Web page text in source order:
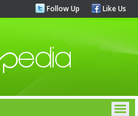
Follow Up Like Us